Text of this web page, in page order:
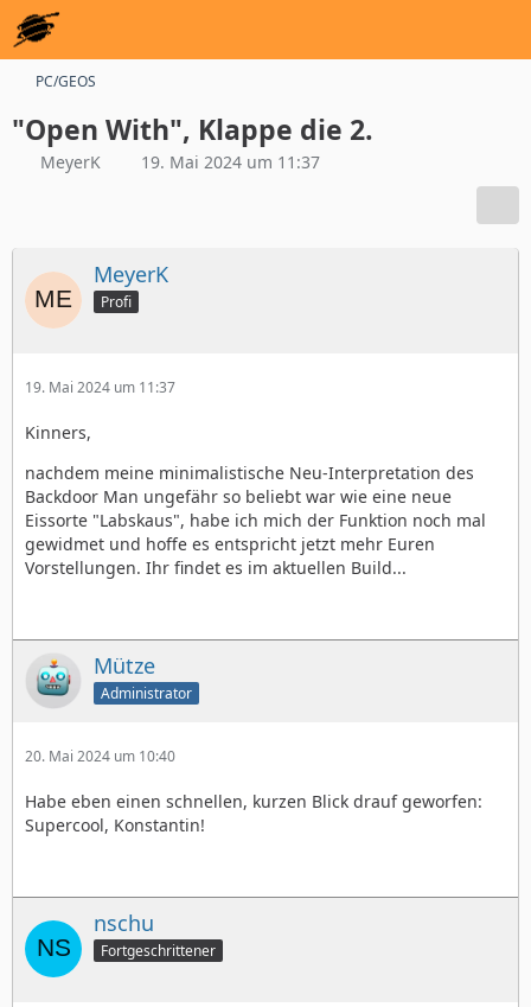
PC/GEOS
"Open With", Klappe die 2.
MeyerK 19. Mai 2024 um 11:37
MeyerK
Profi
19. Mai 2024 um 11:37
Kinners,
nachdem meine minimalistische Neu-Interpretation des
Backdoor Man ungefähr so beliebt war wie eine neue
Eissorte "Labskaus", habe ich mich der Funktion noch mal
gewidmet und hoffe es entspricht jetzt mehr Euren
Vorstellungen. Ihr findet es im aktuellen Build...
Mütze
Administrator
20. Mai 2024 um 10:40
Habe eben einen schnellen, kurzen Blick drauf geworfen:
Supercool, Konstantin!
nschu
Fortgeschrittener